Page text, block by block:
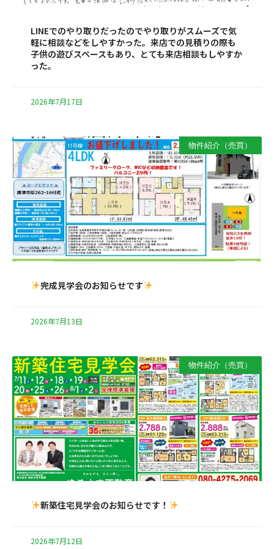
LINEでのやり取りだったのでやり取りがスムーズで気
軽に相談などをしやすかった。来店での見積りの際も
子供の遊びスペースもあり、とても来店相談もしやすか
った。
2026年7月17日
物件紹介（売買）
完成見学会のお知らせです
2026年7月13日
物件紹介（売買）
新築住宅見学会のお知らせです！
2026年7月12日